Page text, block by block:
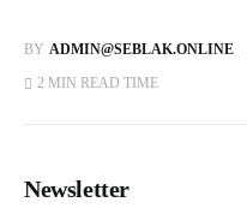
BY ADMIN@SEBLAK.ONLINE
2 MIN READ TIME
Newsletter